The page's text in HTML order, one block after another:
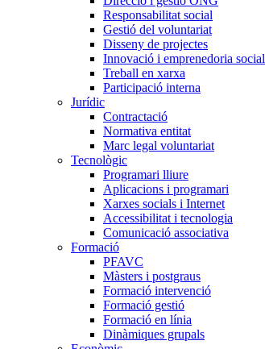
Responsabilitat social
Gestió del voluntariat
Disseny de projectes
Innovació i emprenedoria social
Treball en xarxa
Participació interna
Jurídic
Contractació
Normativa entitat
Marc legal voluntariat
Tecnològic
Programari lliure
Aplicacions i programari
Xarxes socials i Internet
Accessibilitat i tecnologia
Comunicació associativa
Formació
PFAVC
Màsters i postgraus
Formació intervenció
Formació gestió
Formació en línia
Dinàmiques grupals